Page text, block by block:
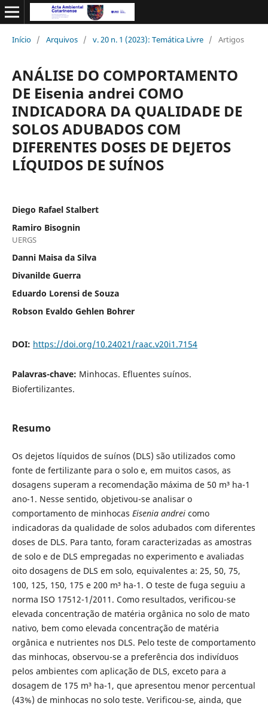
Início / Arquivos / v. 20 n. 1 (2023): Temática Livre / Artigos
ANÁLISE DO COMPORTAMENTO
DE Eisenia andrei COMO
INDICADORA DA QUALIDADE DE
SOLOS ADUBADOS COM
DIFERENTES DOSES DE DEJETOS
LÍQUIDOS DE SUÍNOS
Diego Rafael Stalbert
Ramiro Bisognin
UERGS
Danni Maisa da Silva
Divanilde Guerra
Eduardo Lorensi de Souza
Robson Evaldo Gehlen Bohrer
DOI: https://doi.org/10.24021/raac.v20i1.7154
Palavras-chave: Minhocas. Efluentes suínos.
Biofertilizantes.
Resumo
Os dejetos líquidos de suínos (DLS) são utilizados como
fonte de fertilizante para o solo e, em muitos casos, as
dosagens superam a recomendação máxima de 50 m³ ha-1
ano-1. Nesse sentido, objetivou-se analisar o
comportamento de minhocas Eisenia andrei como
indicadoras da qualidade de solos adubados com diferentes
doses de DLS. Para tanto, foram caracterizadas as amostras
de solo e de DLS empregadas no experimento e avaliadas
oito dosagens de DLS em solo, equivalentes a: 25, 50, 75,
100, 125, 150, 175 e 200 m³ ha-1. O teste de fuga seguiu a
norma ISO 17512-1/2011. Como resultados, verificou-se
elevada concentração de matéria orgânica no solo de mato
nativo, bem como elevada concentração de matéria
orgânica e nutrientes nos DLS. Pelo teste de comportamento
das minhocas, observou-se a preferência dos indivíduos
pelos ambientes com aplicação de DLS, exceto para a
dosagem de 175 m³ ha-1, que apresentou menor percentual
(43%) de minhocas no solo teste. Verificou-se, ainda, que